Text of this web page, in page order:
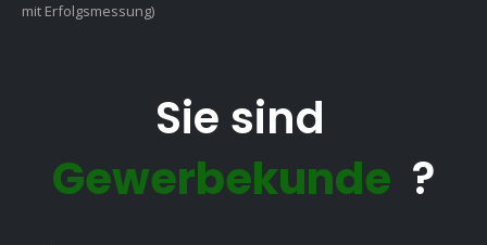
mit Erfolgsmessung)
Sie sind
Gewerbekunde ?